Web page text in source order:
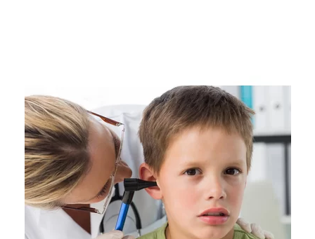
-- Video Gallery
Διαδικασίες
-- Θεραπευτικά Υλικά & Μέθοδοι
-- Διασφάλιση Ποιότητας – Υγιεινή Χώρων
-- Ατομικά Προγράμματα